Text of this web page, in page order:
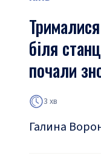
біля
почали
3 хв
Галина